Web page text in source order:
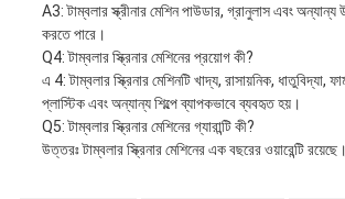
A3: টাম্বলার স্ক্রীনার মেশিন পাউডার, গ্রানুলাস এবং অন্যান্য
করতে পারে।
Q4: টাম্বলার স্ক্রিনার মেশিনের প্রয়োগ কী?
এ 4: টাম্বলার স্ক্রিনার মেশিনটি খাদ্য, রাসায়নিক, ধাতুবিদ্যা,
প্লাস্টিক এবং অন্যান্য শিল্পে ব্যাপকভাবে ব্যবহৃত হয়।
Q5: টাম্বলার স্ক্রিনার মেশিনের গ্যারান্টি কী?
উত্তরঃ টাম্বলার স্ক্রিনার মেশিনের এক বছরের ওয়ারেন্টি রয়েছে।